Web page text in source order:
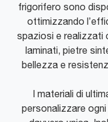
frigorifero sono
ottimizzando
spaziosi e realizzati
laminati, pietre
bellezza e
I materiali di
personalizzare